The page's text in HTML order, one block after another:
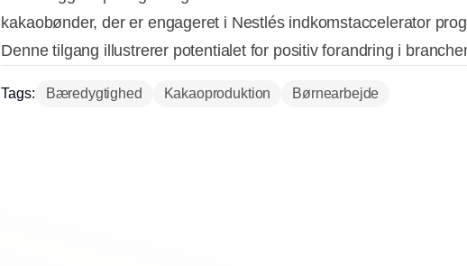
kakaobønder, der er engageret i Nestlés indkomstaccelerator
Denne tilgang illustrerer potentialet for positiv forandring i
Tags: Bæredygtighed Kakaoproduktion Børnearbejde